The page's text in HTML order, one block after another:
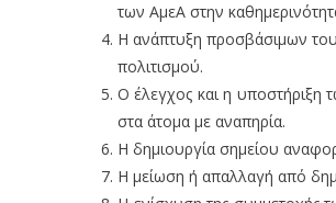
των ΑμεΑ στην
Η ανάπτυξη προσβάσιμων
πολιτισμού.
Ο έλεγχος και η υποστήριξη
στα άτομα με αναπηρία.
Η δημιουργία σημείου
Η μείωση ή απαλλαγή από